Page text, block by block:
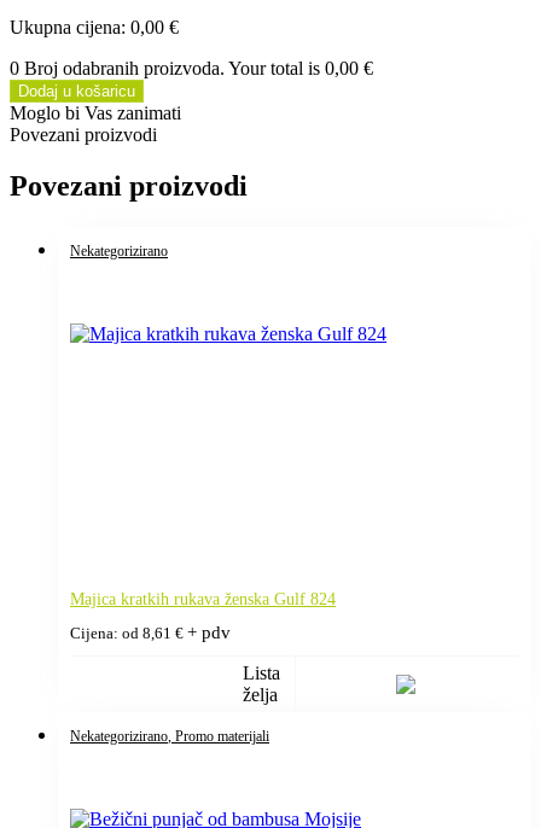
Ukupna cijena: 0,00 €
0 Broj odabranih proizvoda. Your total is 0,00 €
Dodaj u košaricu
Moglo bi Vas zanimati
Povezani proizvodi
Povezani proizvodi
Nekategorizirano
Majica kratkih rukava ženska Gulf 824
Cijena: od 8,61 € + pdv
Lista
želja
Nekategorizirano , Promo materijali